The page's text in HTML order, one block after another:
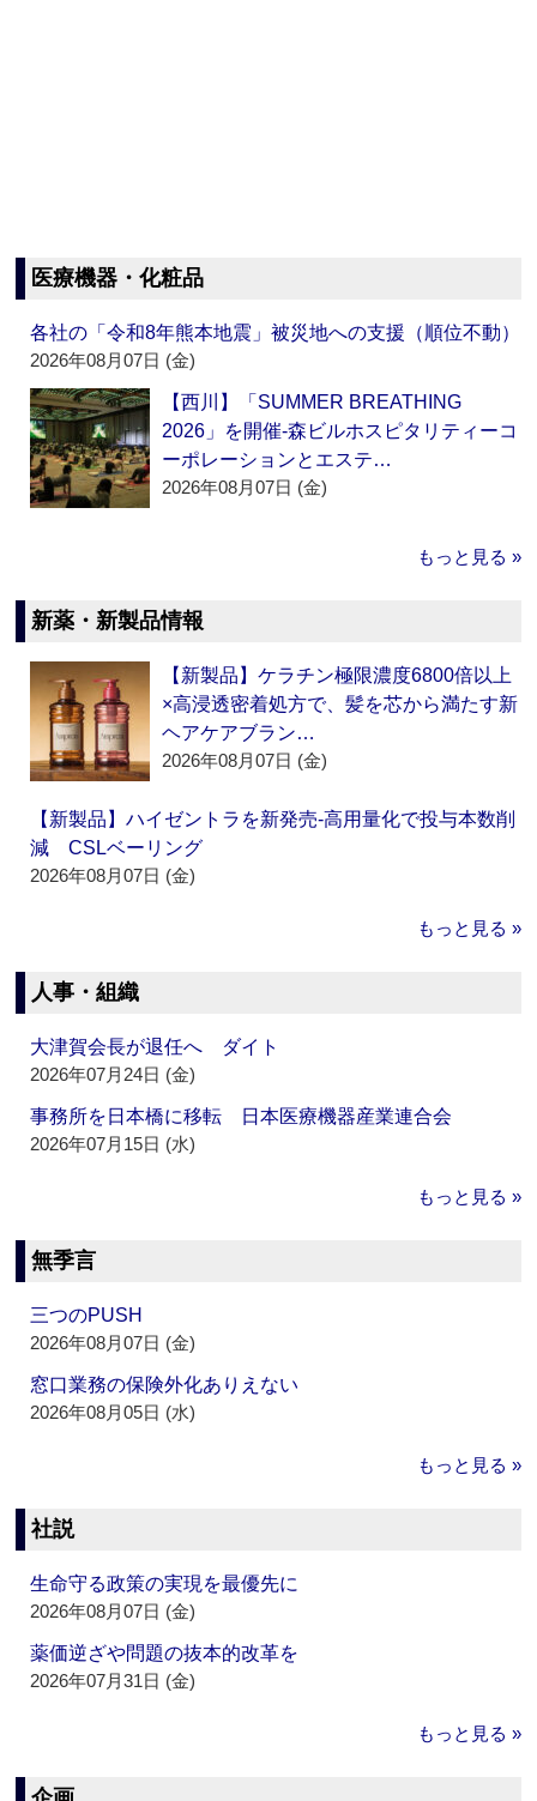
医療機器・化粧品
各社の「令和8年熊本地震」被災地への支援（順位不動）
2026年08月07日 (金)
【西川】「SUMMER BREATHING
2026」を開催‐森ビルホスピタリティーコ
ーポレーションとエステ…
2026年08月07日 (金)
もっと見る »
新薬・新製品情報
【新製品】ケラチン極限濃度6800倍以上
×高浸透密着処方で、髪を芯から満たす新
ヘアケアブラン…
2026年08月07日 (金)
【新製品】ハイゼントラを新発売‐高用量化で投与本数削
減 CSLベーリング
2026年08月07日 (金)
もっと見る »
人事・組織
大津賀会長が退任へ ダイト
2026年07月24日 (金)
事務所を日本橋に移転 日本医療機器産業連合会
2026年07月15日 (水)
もっと見る »
無季言
三つのPUSH
2026年08月07日 (金)
窓口業務の保険外化ありえない
2026年08月05日 (水)
もっと見る »
社説
生命守る政策の実現を最優先に
2026年08月07日 (金)
薬価逆ざや問題の抜本的改革を
2026年07月31日 (金)
もっと見る »